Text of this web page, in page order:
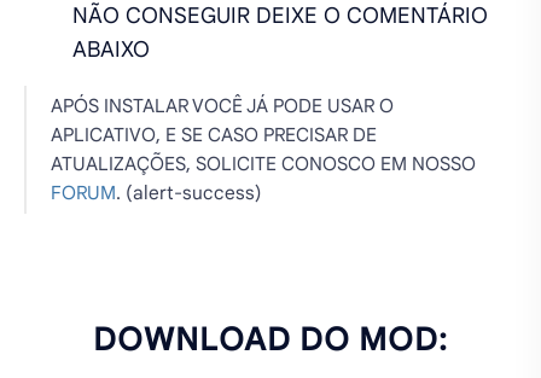
NÃO CONSEGUIR DEIXE O COMENTÁRIO
ABAIXO
APÓS INSTALAR VOCÊ JÁ PODE USAR O
APLICATIVO, E SE CASO PRECISAR DE
ATUALIZAÇÕES, SOLICITE CONOSCO EM NOSSO
FORUM. (alert-success)
DOWNLOAD DO MOD: